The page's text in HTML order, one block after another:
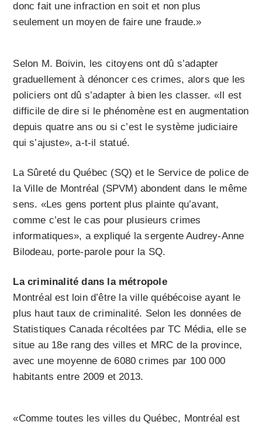
donc fait une infraction en soit et non plus
seulement un moyen de faire une fraude.»
Selon M. Boivin, les citoyens ont dû s’adapter
graduellement à dénoncer ces crimes, alors que les
policiers ont dû s’adapter à bien les classer. «Il est
difficile de dire si le phénomène est en augmentation
depuis quatre ans ou si c’est le système judiciaire
qui s’ajuste», a-t-il statué.
La Sûreté du Québec (SQ) et le Service de police de
la Ville de Montréal (SPVM) abondent dans le même
sens. «Les gens portent plus plainte qu’avant,
comme c’est le cas pour plusieurs crimes
informatiques», a expliqué la sergente Audrey-Anne
Bilodeau, porte-parole pour la SQ.
La criminalité dans la métropole
Montréal est loin d’être la ville québécoise ayant le
plus haut taux de criminalité. Selon les données de
Statistiques Canada récoltées par TC Média, elle se
situe au 18e rang des villes et MRC de la province,
avec une moyenne de 6080 crimes par 100 000
habitants entre 2009 et 2013.
«Comme toutes les villes du Québec, Montréal est